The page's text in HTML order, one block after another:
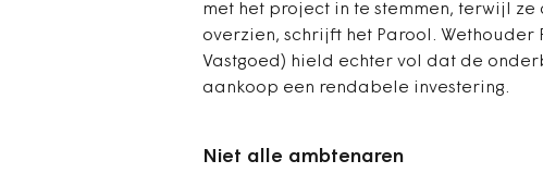
met het project in te stemmen, terwijl
overzien, schrijft het Parool. Wethouder
Vastgoed) hield echter vol dat de
aankoop een rendabele investering.
Niet alle ambtenaren